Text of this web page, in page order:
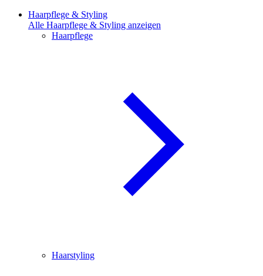
Haarpflege & Styling
Alle Haarpflege & Styling anzeigen
Haarpflege
Haarstyling